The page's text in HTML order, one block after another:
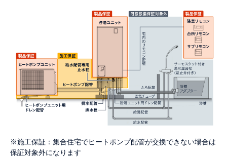
※施工保証：集合住宅でヒートポンプ配管が交換できない場合は
保証対象外になります